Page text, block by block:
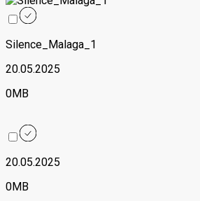
Silence_Malaga_1
20.05.2025
0MB
20.05.2025
0MB